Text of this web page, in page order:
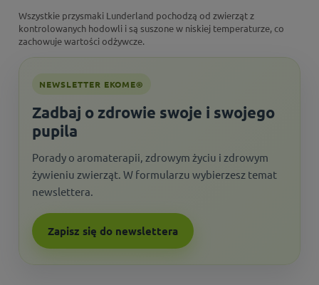
Wszystkie przysmaki Lunderland pochodzą od zwierząt z
kontrolowanych hodowli i są suszone w niskiej temperaturze, co
zachowuje wartości odżywcze.
NEWSLETTER EKOME®
Zadbaj o zdrowie swoje i swojego
pupila
Porady o aromaterapii, zdrowym życiu i zdrowym
żywieniu zwierząt. W formularzu wybierzesz temat
newslettera.
Zapisz się do newslettera